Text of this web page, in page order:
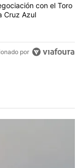
un detalle clave
con el Toro
Cruz Azul
por